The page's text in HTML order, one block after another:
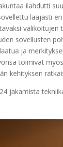
ilahdutti
laajasti
valikoitujen
sovellusten
ja
toimivat
kehityksen
jakamista